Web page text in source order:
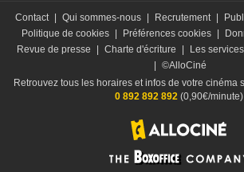
Contact Qui sommes-nous Recrutement
Politique de cookies
Préférences cookies
Revue de presse
Charte d'écriture Les
©AlloCiné
Retrouvez tous les horaires et infos de votre cinéma
0 892 892 892(0,90€/minute)